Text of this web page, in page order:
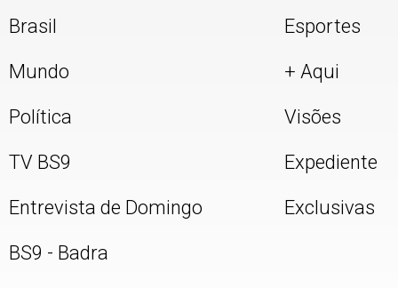
Brasil
Mundo
Política
TV BS9
Entrevista de Domingo
BS9 - Badra
Esportes
+ Aqui
Visões
Expediente
Exclusivas